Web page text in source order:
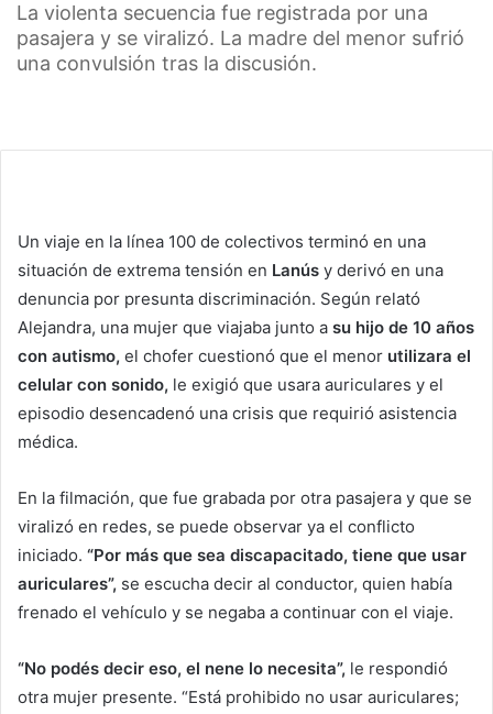
La violenta secuencia fue registrada por una
pasajera y se viralizó. La madre del menor sufrió
una convulsión tras la discusión.
Un viaje en la línea 100 de colectivos terminó en una
situación de extrema tensión en Lanús y derivó en una
denuncia por presunta discriminación. Según relató
Alejandra, una mujer que viajaba junto a su hijo de 10 años
con autismo, el chofer cuestionó que el menor utilizara el
celular con sonido, le exigió que usara auriculares y el
episodio desencadenó una crisis que requirió asistencia
médica.
En la filmación, que fue grabada por otra pasajera y que se
viralizó en redes, se puede observar ya el conflicto
iniciado. “Por más que sea discapacitado, tiene que usar
auriculares”, se escucha decir al conductor, quien había
frenado el vehículo y se negaba a continuar con el viaje.
“No podés decir eso, el nene lo necesita”, le respondió
otra mujer presente. “Está prohibido no usar auriculares;